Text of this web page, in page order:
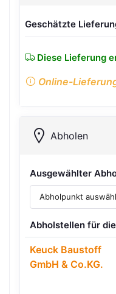
Geschätzte
Diese Lieferung
Online-
Abholen
Ausgewählter
Abholstellen für
Keuck Baustoff
GmbH & Co.KG.